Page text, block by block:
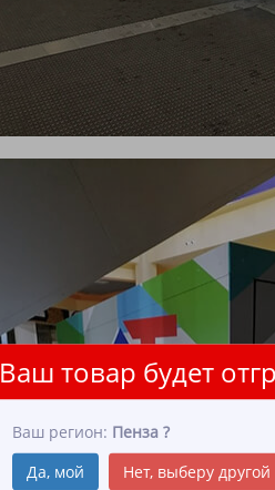
Ваш товар будет
Ваш регион: Пенза ?
Да, мой
Нет, выберу другой